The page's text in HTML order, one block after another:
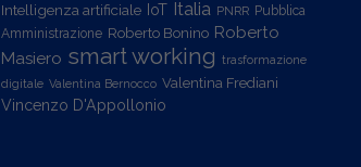
Intelligenza artificiale IoT Italia PNRR Pubblica
Amministrazione Roberto Bonino Roberto
Masiero smart working trasformazione
digitale Valentina Bernocco Valentina Frediani
Vincenzo D'Appollonio